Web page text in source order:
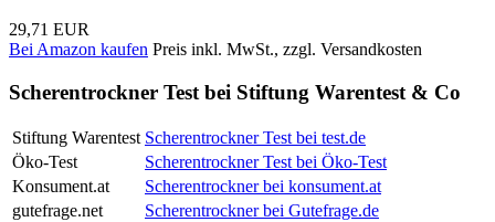
29,71 EUR
Bei Amazon kaufen Preis inkl. MwSt., zzgl. Versandkosten
Scherentrockner Test bei Stiftung Warentest & Co
Stiftung Warentest Scherentrockner Test bei test.de
Öko-Test
Scherentrockner Test bei Öko-Test
Konsument.at
Scherentrockner bei konsument.at
gutefrage.net
Scherentrockner bei Gutefrage.de